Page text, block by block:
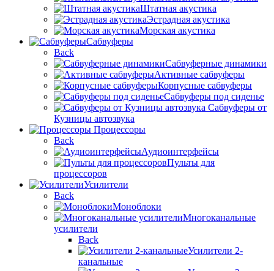
Штатная акустика
Эстрадная акустика
Морская акустика
Сабвуферы
Back
Сабвуферные динамики
Активные сабвуферы
Корпусные сабвуферы
Сабвуферы под сиденье
Сабвуферы от
Кузницы автозвука
Процессоры
Back
Аудиоинтерфейсы
Пульты для
процессоров
Усилители
Back
Моноблоки
Многоканальные
усилители
Back
Усилители 2-
канальные